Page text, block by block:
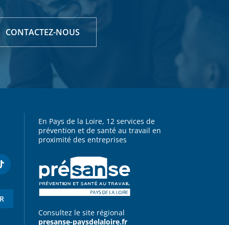
CONTACTEZ-NOUS
En Pays de la Loire, 12 services de
prévention et de santé au travail en
proximité des entreprises
Consultez le site régional
presanse-paysdelaloire.fr